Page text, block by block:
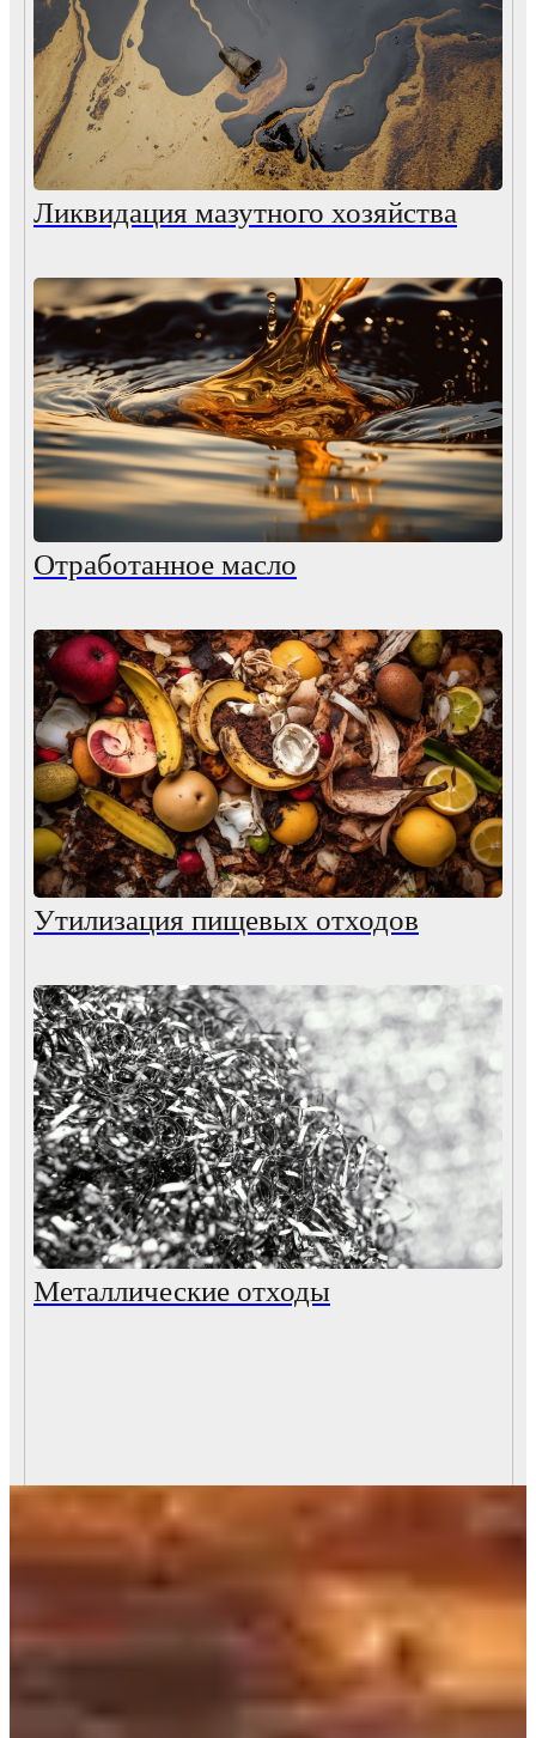
Ликвидация мазутного хозяйства
Отработанное масло
Утилизация пищевых отходов
Металлические отходы